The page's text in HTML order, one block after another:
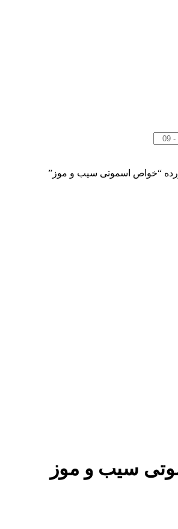
“خواص اسموتی سیب و موز”
سیب و موز